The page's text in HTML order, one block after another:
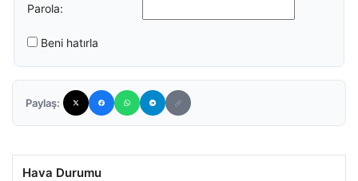
Parola:
Beni hatırla
Paylaş:
Hava Durumu